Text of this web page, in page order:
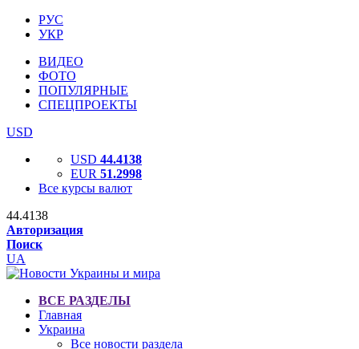
РУС
УКР
ВИДЕО
ФОТО
ПОПУЛЯРНЫЕ
СПЕЦПРОЕКТЫ
USD
USD 44.4138
EUR 51.2998
Все курсы валют
44.4138
Авторизация
Поиск
UA
ВСЕ РАЗДЕЛЫ
Главная
Украина
Все новости раздела